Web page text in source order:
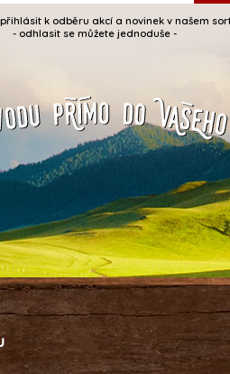
k odběru akcí a novinek v našem
- odhlasit se můžete jednoduše -